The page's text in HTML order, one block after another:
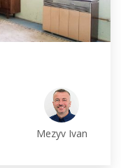
Mezyv Ivan